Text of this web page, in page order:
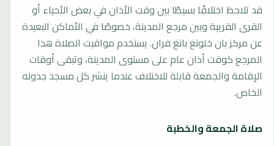
قد تلاحظ اختلافًا بسيطًا بين وقت الأذان في بعض الأحياء أو
القرى القريبة وبين مرجع المدينة، خصوصًا في الأماكن البعيدة
عن مركز بان خلونغ بانغ فران. يستخدم مواقيت الصلاة هذا
المرجع كوقت أذان عام على مستوى المدينة، وتبقى أوقات
الإقامة والجمعة قابلة للاختلاف عندما ينشر كل مسجد جدوله
الخاص.
صلاة الجمعة والخطبة